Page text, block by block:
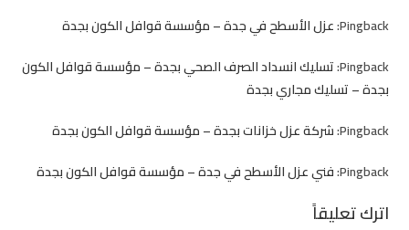
Pingback: عزل الأسطح في جدة – مؤسسة قوافل الكون بجدة
Pingback: تسليك انسداد الصرف الصحي بجدة – مؤسسة قوافل الكون
بجدة – تسليك مجاري بجدة
Pingback: شركة عزل خزانات بجدة – مؤسسة قوافل الكون بجدة
Pingback: فني عزل الأسطح في جدة – مؤسسة قوافل الكون بجدة
اترك تعليقاً